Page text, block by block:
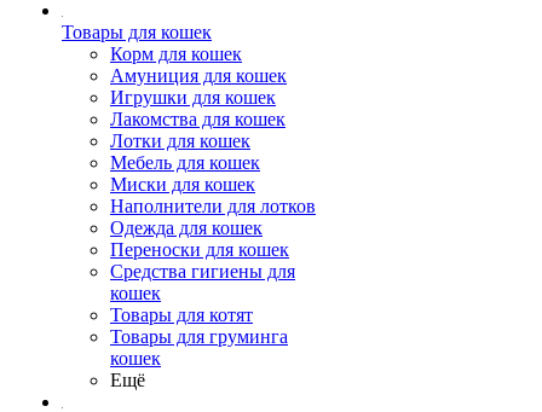
Товары для кошек
Корм для кошек
Амуниция для кошек
Игрушки для кошек
Лакомства для кошек
Лотки для кошек
Мебель для кошек
Миски для кошек
Наполнители для лотков
Одежда для кошек
Переноски для кошек
Средства гигиены для
кошек
Товары для котят
Товары для груминга
кошек
Ещё